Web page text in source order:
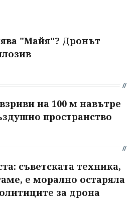
"Майя"? Дронът
на 100 м навътре
пространство
съветската техника,
е морално остаряла
за дрона